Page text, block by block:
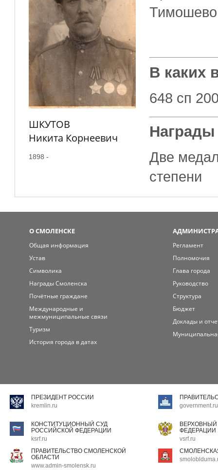
ШКУТОВ
Никита Корнеевич
1898 -
Тимошево
В каких
648 сп
Награды
Две
степени
О СМОЛЕНСКЕ
Общая информация
Устав
Символика
Награды Смоленска
Почётные граждане
Международные и
межмуниципальные связи
Туризм
История города в датах
Регламент
Полномочия
Глава города
Руководство
Структура
Бюджет
Доклады и
ПРЕЗИДЕНТ РОССИИ
kremlin.ru
government.ru
КОНСТИТУЦИОННЫЙ СУД
РОССИЙСКОЙ ФЕДЕРАЦИИ
ksrf.ru
ФЕДЕРАЦИИ
vsrf.ru
ПРАВИТЕЛЬСТВО СМОЛЕНСКОЙ
ОБЛАСТИ
www.admin-smolensk.ru